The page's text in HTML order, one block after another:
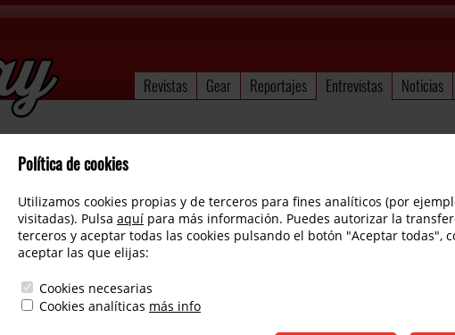
Revistas Gear Reportajes Entrevistas Noticias
Eddie Van Halen entrevista
Política de cookies
Utilizamos cookies propias y de terceros para fines analíticos (por
visitadas). Pulsa aquí para más información. Puedes autorizar la
terceros y aceptar todas las cookies pulsando el botón "Aceptar todas",
aceptar las que elijas:
Cookies necesarias
Cookies analíticas más info